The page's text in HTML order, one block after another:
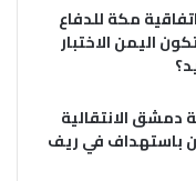
مكة للدفاع
اليمن الاختبار
الانتقالية
باستهداف في ريف